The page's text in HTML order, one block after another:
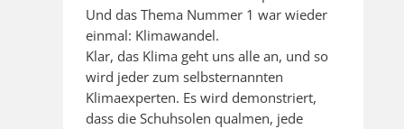
Und das Thema Nummer 1 war wieder
einmal: Klimawandel.
Klar, das Klima geht uns alle an, und so
wird jeder zum selbsternannten
Klimaexperten. Es wird demonstriert,
dass die Schuhsolen qualmen, jede